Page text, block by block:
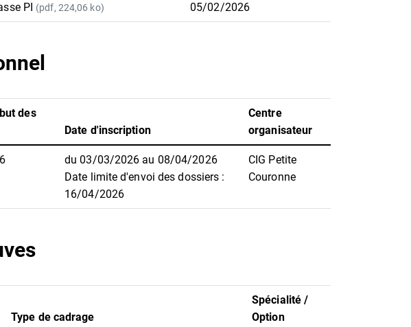
PI (pdf, 224,06 ko) 05/02/2026
des
Date d'inscription
Centre
organisateur
du 03/03/2026 au 08/04/2026
Date limite d'envoi des dossiers :
16/04/2026
CIG Petite
Couronne
Type de cadrage
Spécialité /
Option